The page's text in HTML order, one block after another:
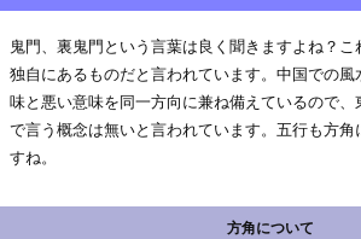
鬼門、裏鬼門という言葉は良く聞きますよね？
独自にあるものだと言われています。中国での
味と悪い意味を同一方向に兼ね備えているので
で言う概念は無いと言われています。五行も方角
すね。
方角について